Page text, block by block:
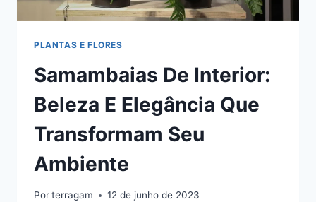
PLANTAS E FLORES
Samambaias De Interior:
Beleza E Elegância Que
Transformam Seu
Ambiente
Porterragam 12 de junho de 2023